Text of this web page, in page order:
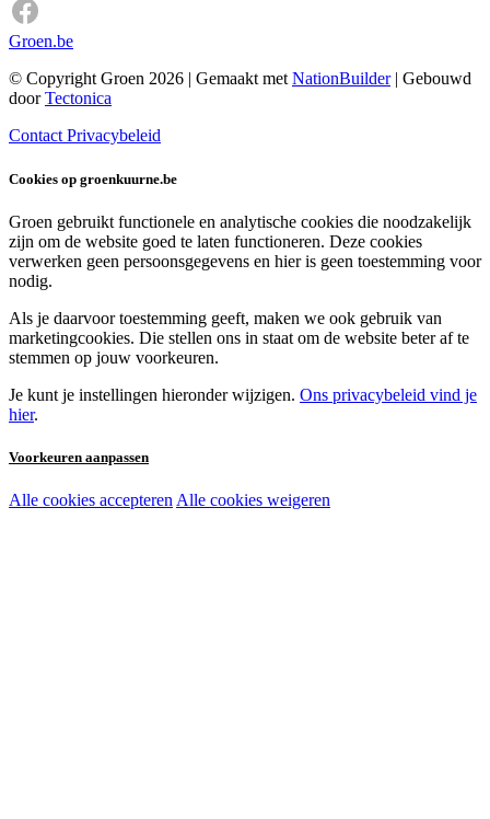
Groen.be
© Copyright Groen 2026 | Gemaakt metNationBuilder| Gebouwd
doorTectonica
ContactPrivacybeleid
Cookies op groenkuurne.be
Groen gebruikt functionele en analytische cookies die noodzakelijk
zijn om de website goed te laten functioneren. Deze cookies
verwerken geen persoonsgegevens en hier is geen toestemming voor
nodig.
Als je daarvoor toestemming geeft, maken we ook gebruik van
marketingcookies. Die stellen ons in staat om de website beter af te
stemmen op jouw voorkeuren.
Je kunt je instellingen hieronder wijzigen. Ons privacybeleid vind je
hier.
Voorkeuren aanpassen
Noodzakelijke cookies:
Alle cookies accepteren Alle cookies weigeren